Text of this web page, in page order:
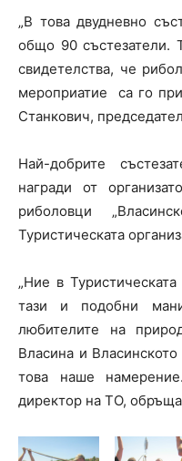
„В това двудневно
общо 90 състезатели.
свидетелства, че
мероприатие са го
Станкович,
Най-добрите
награди от
риболовци
Туристическата
„Ние в
тази и подобни
любителите на
Власина и
това наше
директор на ТО,